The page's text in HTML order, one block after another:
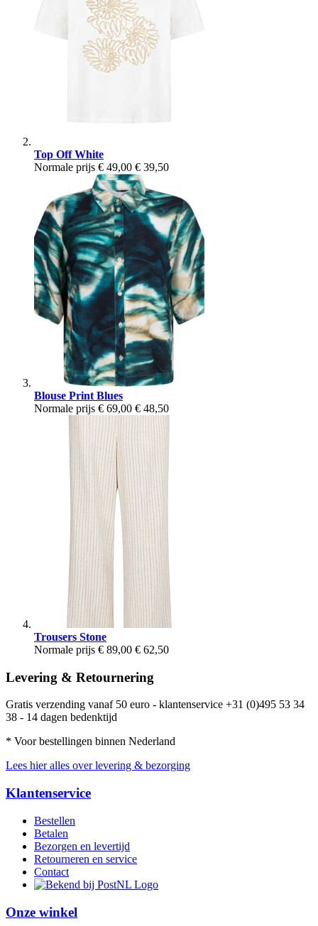
Top Off White
Normale prijs € 49,00 € 39,50
Blouse Print Blues
Normale prijs € 69,00 € 48,50
Trousers Stone
Normale prijs € 89,00 € 62,50
Levering & Retournering
Gratis verzending vanaf 50 euro - klantenservice +31 (0)495 53 34
38 - 14 dagen bedenktijd
* Voor bestellingen binnen Nederland
Lees hier alles over levering & bezorging
Klantenservice
Bestellen
Betalen
Bezorgen en levertijd
Retourneren en service
Contact
Onze winkel